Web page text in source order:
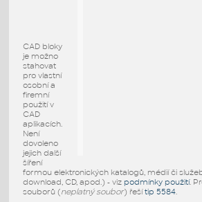
CAD bloky
je možno
stahovat
pro vlastní
osobní a
firemní
použití v
CAD
aplikacích.
Není
dovoleno
jejich další
šíření
formou elektronických katalogů, médií či
download, CD, apod.) - viz podmínky použití.
souborů (neplatný soubor) řešítip 5584.